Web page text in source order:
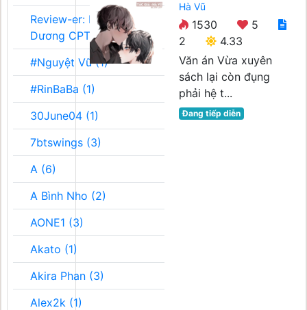
Review-er: Dương
Dương CPT (1)
#Nguyệt Vũ (1)
#RinBaBa (1)
30June04 (1)
7btswings (3)
A (6)
A Bình Nho (2)
AONE1 (3)
Akato (1)
Akira Phan (3)
Alex2k (1)
Hà Vũ
1530
5
2
4.33
Văn án Vừa xuyên
sách lại còn đụng
phải hệ t...
Đang tiếp diễn